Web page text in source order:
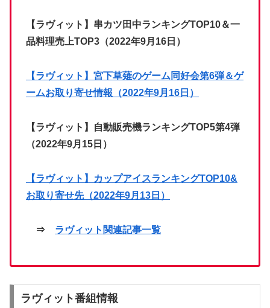
【ラヴィット】串カツ田中ランキングTOP10＆一
品料理売上TOP3（2022年9月16日）
【ラヴィット】宮下草薙のゲーム同好会第6弾＆ゲ
ームお取り寄せ情報（2022年9月16日）
【ラヴィット】自動販売機ランキングTOP5第4弾
（2022年9月15日）
【ラヴィット】カップアイスランキングTOP10&
お取り寄せ先（2022年9月13日）
⇒ ラヴィット関連記事一覧
ラヴィット番組情報